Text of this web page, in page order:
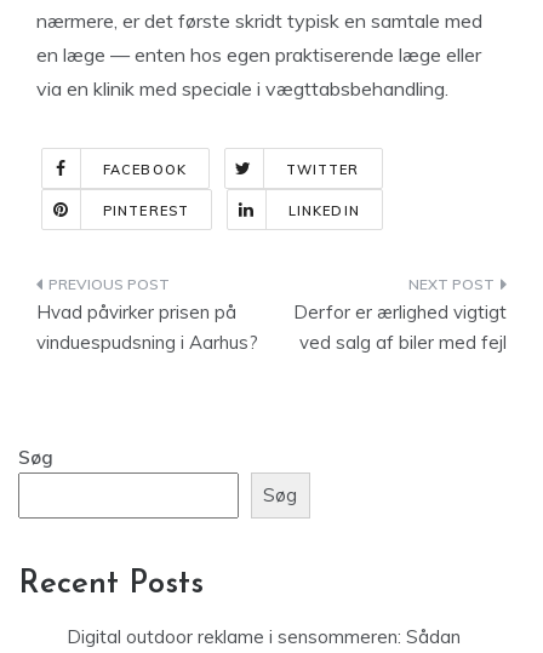
nærmere, er det første skridt typisk en samtale med
en læge — enten hos egen praktiserende læge eller
via en klinik med speciale i vægttabsbehandling.
FACEBOOK TWITTER
PINTEREST LINKEDIN
Indlægsnavigation
Hvad påvirker prisen på
vinduespudsning i Aarhus?
Derfor er ærlighed vigtigt
ved salg af biler med fejl
Søg
Søg
Recent Posts
Digital outdoor reklame i sensommeren: Sådan